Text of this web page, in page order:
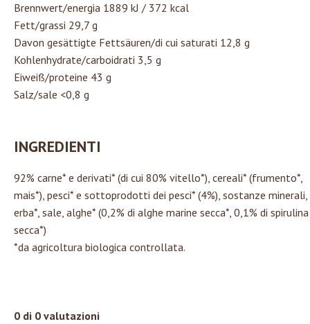
Brennwert/energia 1889 kJ / 372 kcal
Fett/grassi 29,7 g
Davon gesättigte Fettsäuren/di cui saturati 12,8 g
Kohlenhydrate/carboidrati 3,5 g
Eiweiß/proteine 43 g
Salz/sale <0,8 g
INGREDIENTI
92% carne* e derivati* (di cui 80% vitello*), cereali* (frumento*,
mais*), pesci* e sottoprodotti dei pesci* (4%), sostanze minerali,
erba*, sale, alghe* (0,2% di alghe marine secca*, 0,1% di spirulina
secca*)
*da agricoltura biologica controllata.
0 di 0 valutazioni